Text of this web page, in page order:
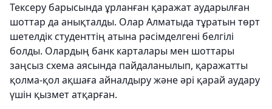
Тексеру барысында ұрланған қаражат аударылған
шоттар да анықталды. Олар Алматыда тұратын төрт
шетелдік студенттің атына рәсімделгені белгілі
болды. Олардың банк карталары мен шоттары
заңсыз схема аясында пайдаланылып, қаражатты
қолма-қол ақшаға айналдыру және әрі қарай аудару
үшін қызмет атқарған.